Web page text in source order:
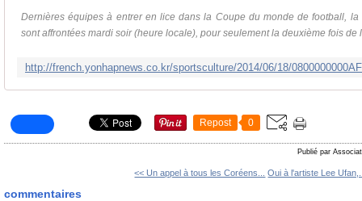
Dernières équipes à entrer en lice dans la Coupe du monde de football,
sont affrontées mardi soir (heure locale), pour seulement la deuxième fois de
Repost 0
Publié par
<< Un appel à tous les Coréens... Oui à l'artiste Lee
commentaires